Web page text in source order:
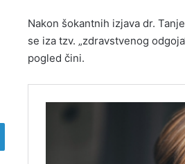
Nakon šokantnih izjava dr.
se iza tzv. „zdravstvenog
pogled čini.
LinkedIn